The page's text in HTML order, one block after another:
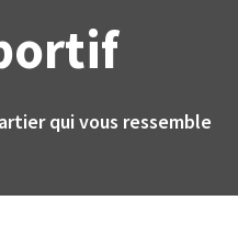
qui vous ressemble